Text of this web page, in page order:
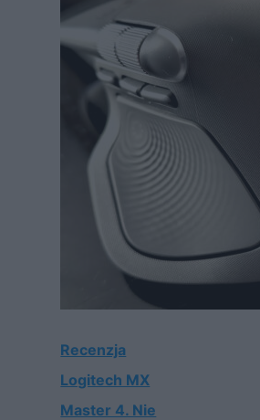
Recenzja
Logitech MX
Master 4. Nie